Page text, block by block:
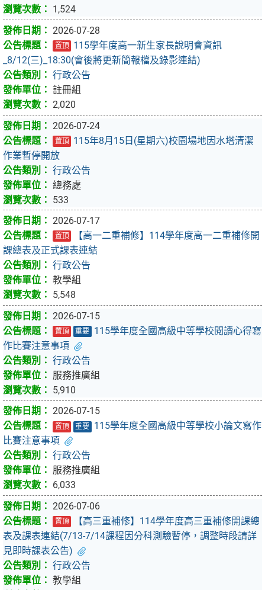
1,524
2026-07-28
置頂
115學年度高一新生家長說明會資訊
_8/12(三)_18:30(會後將更新簡報檔及錄影連結)
行政公告
註冊組
2,020
2026-07-24
置頂
115年8月15日(星期六)校園場地因水塔清潔
作業暫停開放
行政公告
總務處
533
2026-07-17
置頂
【高一二重補修】114學年度高一二重補修開
課總表及正式課表連結
行政公告
教學組
5,548
2026-07-15
置頂 重要
115學年度全國高級中等學校閱讀心得寫
作比賽注意事項
行政公告
服務推廣組
5,910
2026-07-15
置頂 重要
115學年度全國高級中等學校小論文寫作
比賽注意事項
行政公告
服務推廣組
6,033
2026-07-06
置頂
【高三重補修】114學年度高三重補修開課總
表及課表連結(7/13-7/14課程因分科測驗暫停，調整時段請詳
見即時課表公告)
行政公告
教學組